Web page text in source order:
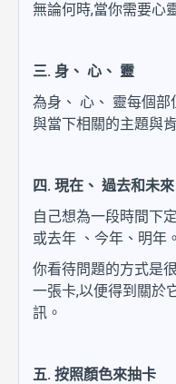
無論何時,當你需要心
三. 身、 心、 靈
為身、 心、 靈每個
與當下相關的主題與
四. 現在、 過去和未來
自己想為一段時間下
或去年 、今年、明年。
你看待問題的方式是
一張卡,以便得到關於
訊。
五. 按照顏色來抽卡